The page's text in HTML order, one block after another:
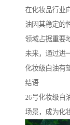
在化妆品行业
油因其稳定的
领域占据重要
未来，通过进
化妆级白油有
结语
26号化妆级白
场景，成为化